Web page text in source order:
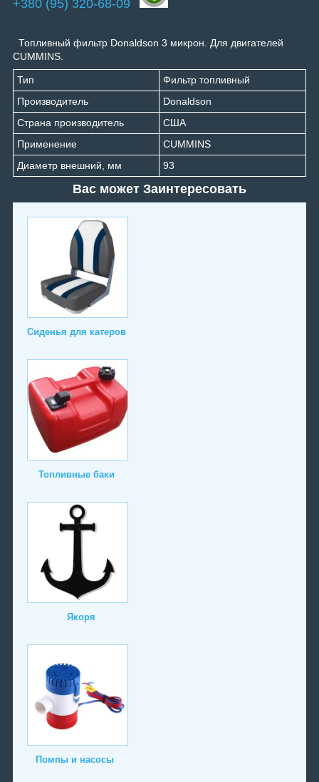
+380 (95) 320-68-09
Топливный фильтр Donaldson 3 микрон. Для двигателей
CUMMINS.
Тип
Фильтр топливный
Производитель
Donaldson
Страна производитель
США
Применение
CUMMINS
Диаметр внешний, мм
93
Вас может Заинтересовать
Сиденья для катеров
Топливные баки
Якоря
Помпы и насосы